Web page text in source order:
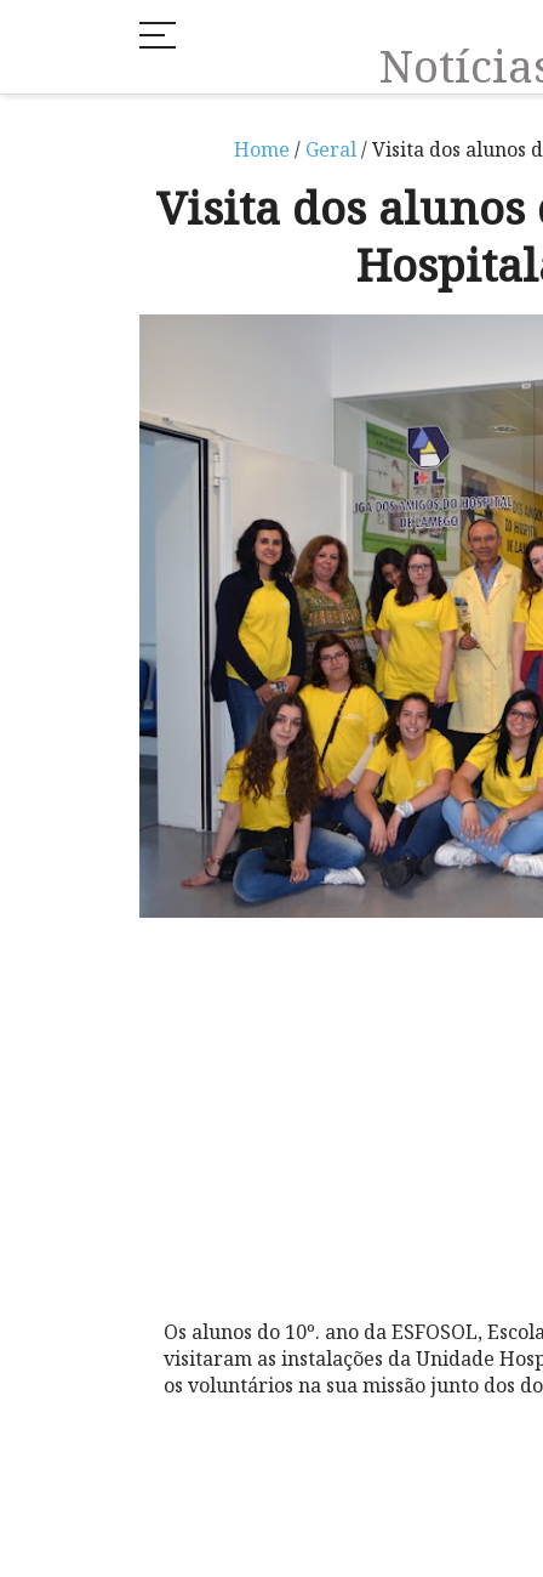
Home / Geral/ Visita dos alunos
Visita dos alunos
Os alunos do 10º. ano da ESFOSOL,
visitaram as instalações da Unidade
os voluntários na sua missão junto dos